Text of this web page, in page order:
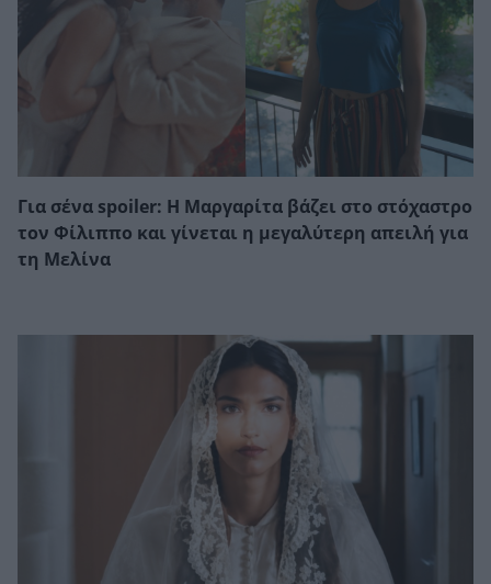
Για σένα spoiler: Η Μαργαρίτα βάζει στο στόχαστρο
τον Φίλιππο και γίνεται η μεγαλύτερη απειλή για
τη Μελίνα